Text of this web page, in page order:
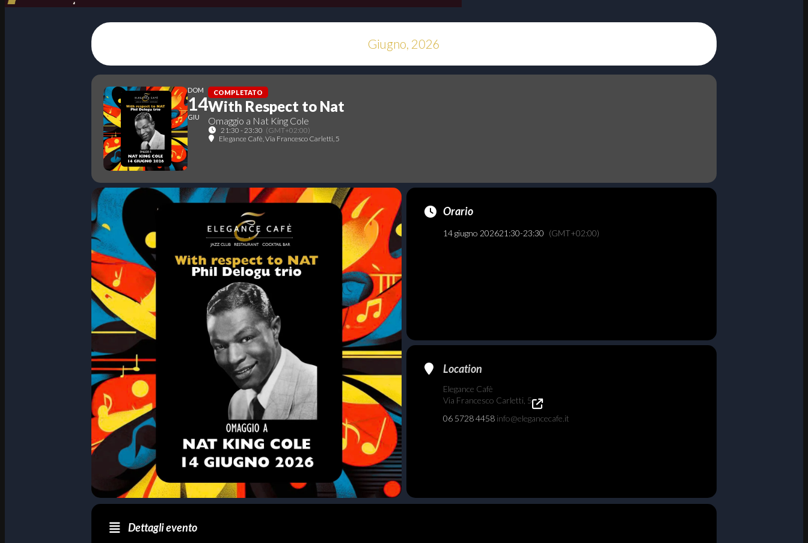
Giugno, 2026
DOM
14
GIU
COMPLETATO
With Respect to Nat
Omaggio a Nat King Cole
21:30 - 23:30 (GMT+02:00)
Elegance Cafè , Via Francesco Carletti, 5
Orario
14 giugno 202621:30-23:30 (GMT+02:00)
Location
Elegance Cafè
Via Francesco Carletti, 5
06 5728 4458 info@elegancecafe.it
Dettagli evento